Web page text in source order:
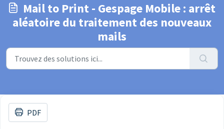
Mail to Print - Gespage Mobile : arrêt
aléatoire du traitement des nouveaux
mails
PDF